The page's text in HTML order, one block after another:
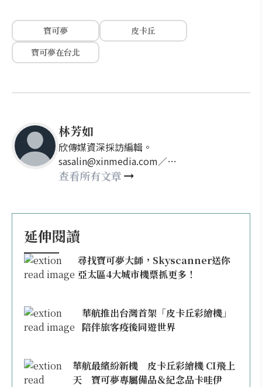
寶可夢
皮卡丘
寶可夢在台北
林芳如
欣傳媒資深採訪編輯。
sasalin@xinmedia.com／
happy21917@gmail.com
查看所有文章
延伸閱讀
尋找寶可夢大師，Skyscanner送你
亞太區4大城市機票抓更多！
華航推出台灣首架「皮卡丘彩繪機」
陪伴旅客疫後同遊世界
華航最繽紛新機 皮卡丘彩繪機 CI飛上
天 寶可夢專屬備品＆紀念品卡哇伊